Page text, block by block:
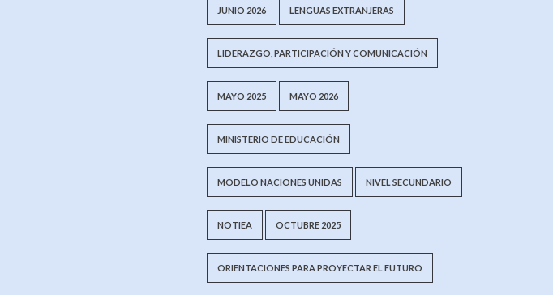
JUNIO 2026 LENGUAS EXTRANJERAS
LIDERAZGO, PARTICIPACIÓN Y COMUNICACIÓN
MAYO 2025 MAYO 2026
MINISTERIO DE EDUCACIÓN
MODELO NACIONES UNIDAS NIVEL SECUNDARIO
NOTIEA OCTUBRE 2025
ORIENTACIONES PARA PROYECTAR EL FUTURO